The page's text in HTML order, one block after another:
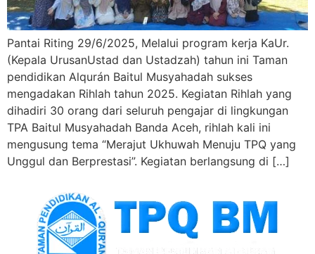
Pantai Riting 29/6/2025, Melalui program kerja KaUr.
(Kepala UrusanUstad dan Ustadzah) tahun ini Taman
pendidikan Alqurán Baitul Musyahadah sukses
mengadakan Rihlah tahun 2025. Kegiatan Rihlah yang
dihadiri 30 orang dari seluruh pengajar di lingkungan
TPA Baitul Musyahadah Banda Aceh, rihlah kali ini
mengusung tema “Merajut Ukhuwah Menuju TPQ yang
Unggul dan Berprestasi”. Kegiatan berlangsung di […]